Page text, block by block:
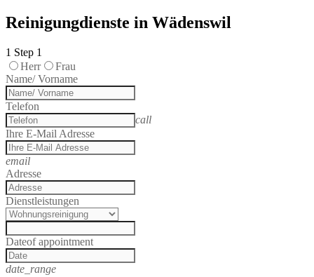
Reinigungdienste in Wädenswil
1 Step 1
Herr
Frau
Name/ Vorname
Telefon
call
Ihre E-Mail Adresse
email
Adresse
Dienstleistungen
Dateof appointment
date_range